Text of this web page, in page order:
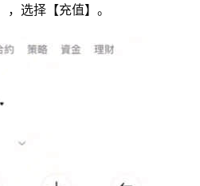
选择【充值】。